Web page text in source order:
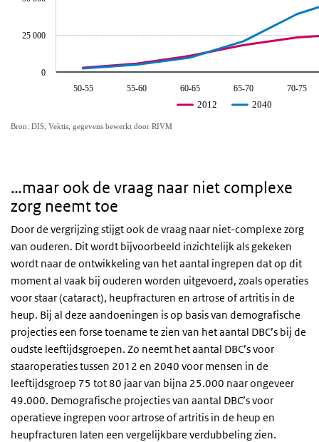
65-69
3
Ook in de acute zorg leidt de toename van het aantal
ouderen nu soms al tot capaciteitsproblemen. Dit komt
vooral door moeizame doorstroming van ouder patiënten
van de spoedeisende hulp naar andere vormen van zorg en
de kloof tussen ziekenhuiszorg en zorg thuis (36). Deze
druk zal de komende jaren toenemen. Demografische
projecties op basis van het huidige gebruik van acute
zorgvoorzieningen laten een sterke groei zien, zowel voor
bezoeken aan de spoedeisende hulp (SEH) als de
2012 2040
50-55 55-60 60-65 65-70 70-75
0
25 000
Bron: DIS, Vektis, gegevens bewerkt door RIVM
…maar ook de vraag naar niet complexe
zorg neemt toe
Door de vergrijzing stijgt ook de vraag naar niet-complexe zorg
van ouderen. Dit wordt bijvoorbeeld inzichtelijk als gekeken
wordt naar de ontwikkeling van het aantal ingrepen dat op dit
moment al vaak bij ouderen worden uitgevoerd, zoals operaties
voor staar (cataract), heupfracturen en artrose of artritis in de
heup. Bij al deze aandoeningen is op basis van demografische
projecties een forse toename te zien van het aantal DBC’s bij de
oudste leeftijdsgroepen. Zo neemt het aantal DBC’s voor
staaroperaties tussen 2012 en 2040 voor mensen in de
leeftijdsgroep 75 tot 80 jaar van bijna 25.000 naar ongeveer
49.000. Demografische projecties van aantal DBC’s voor
operatieve ingrepen voor artrose of artritis in de heup en
heupfracturen laten een vergelijkbare verdubbeling zien.